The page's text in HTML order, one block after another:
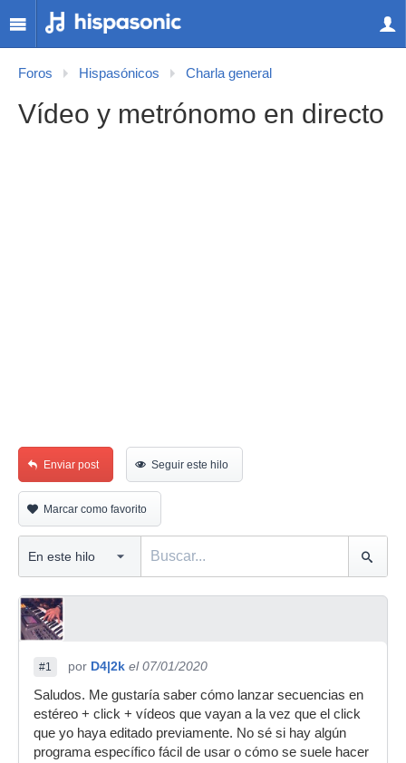
Foros Hispasónicos Charla general
Vídeo y metrónomo en directo
Enviar post Seguir este hilo
Marcar como favorito
#1 por D4|2k el 07/01/2020
Saludos. Me gustaría saber cómo lanzar secuencias en
estéreo + click + vídeos que vayan a la vez que el click
que yo haya editado previamente. No sé si hay algún
programa específico fácil de usar o cómo se suele hacer